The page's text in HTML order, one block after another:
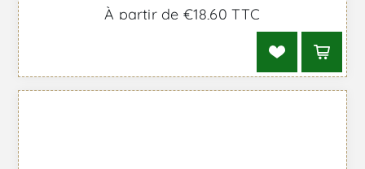
À partir de €18,60 TTC